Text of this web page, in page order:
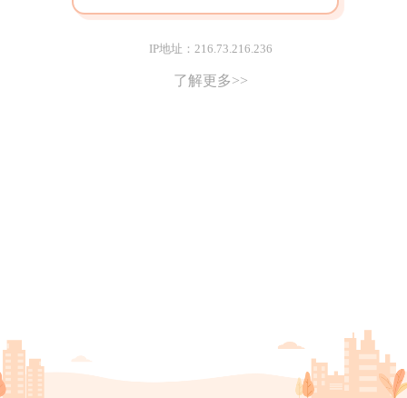
IP地址：216.73.216.236
了解更多>>